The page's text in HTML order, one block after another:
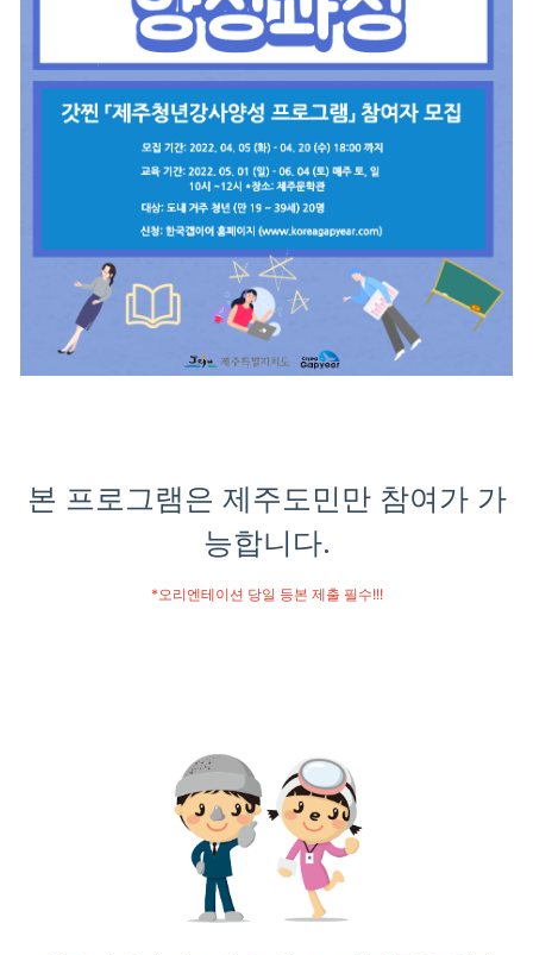
본 프로그램은 제주도민만 참여가 가
능합니다.
*오리엔테이션 당일 등본 제출 필수!!!